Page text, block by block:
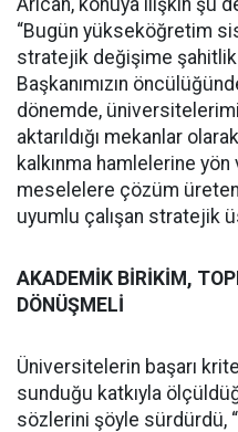
Arıcan, konuya ilişkin şu
“Bugün yükseköğretim
stratejik değişime şahitlik
Başkanımızın
dönemde,
aktarıldığı mekanlar
kalkınma hamlelerine
meselelere çözüm
uyumlu çalışan stratejik
AKADEMİK BİRİKİM,
DÖNÜŞMELİ
Üniversitelerin başarı
sunduğu katkıyla
sözlerini şöyle sürdürdü,